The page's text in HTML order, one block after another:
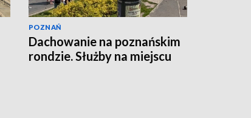
POZNAŃ
Dachowanie na poznańskim
rondzie. Służby na miejscu